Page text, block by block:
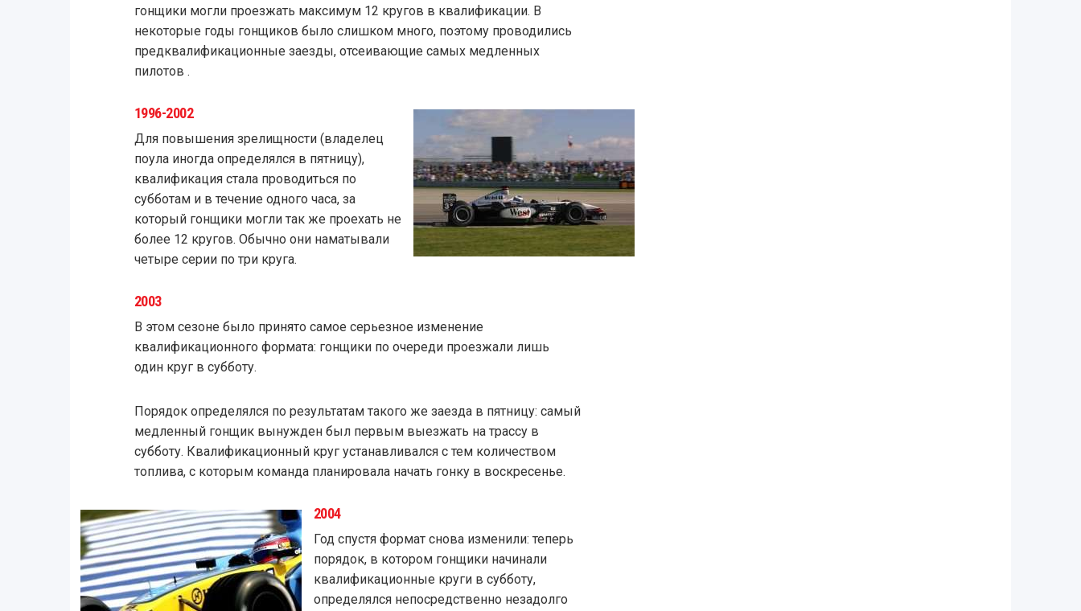
гонщики могли проезжать максимум 12 кругов в квалификации. В
некоторые годы гонщиков было слишком много, поэтому проводились
предквалификационные заезды, отсеивающие самых медленных
пилотов .
1996-2002
Для повышения зрелищности (владелец
поула иногда определялся в пятницу),
квалификация стала проводиться по
субботам и в течение одного часа, за
который гонщики могли так же проехать не
более 12 кругов. Обычно они наматывали
четыре серии по три круга.
2003
В этом сезоне было принято самое серьезное изменение
квалификационного формата: гонщики по очереди проезжали лишь
один круг в субботу.
Порядок определялся по результатам такого же заезда в пятницу: самый
медленный гонщик вынужден был первым выезжать на трассу в
субботу. Квалификационный круг устанавливался с тем количеством
топлива, с которым команда планировала начать гонку в воскресенье.
2004
Год спустя формат снова изменили: теперь
порядок, в котором гонщики начинали
квалификационные круги в субботу,
определялся непосредственно незадолго